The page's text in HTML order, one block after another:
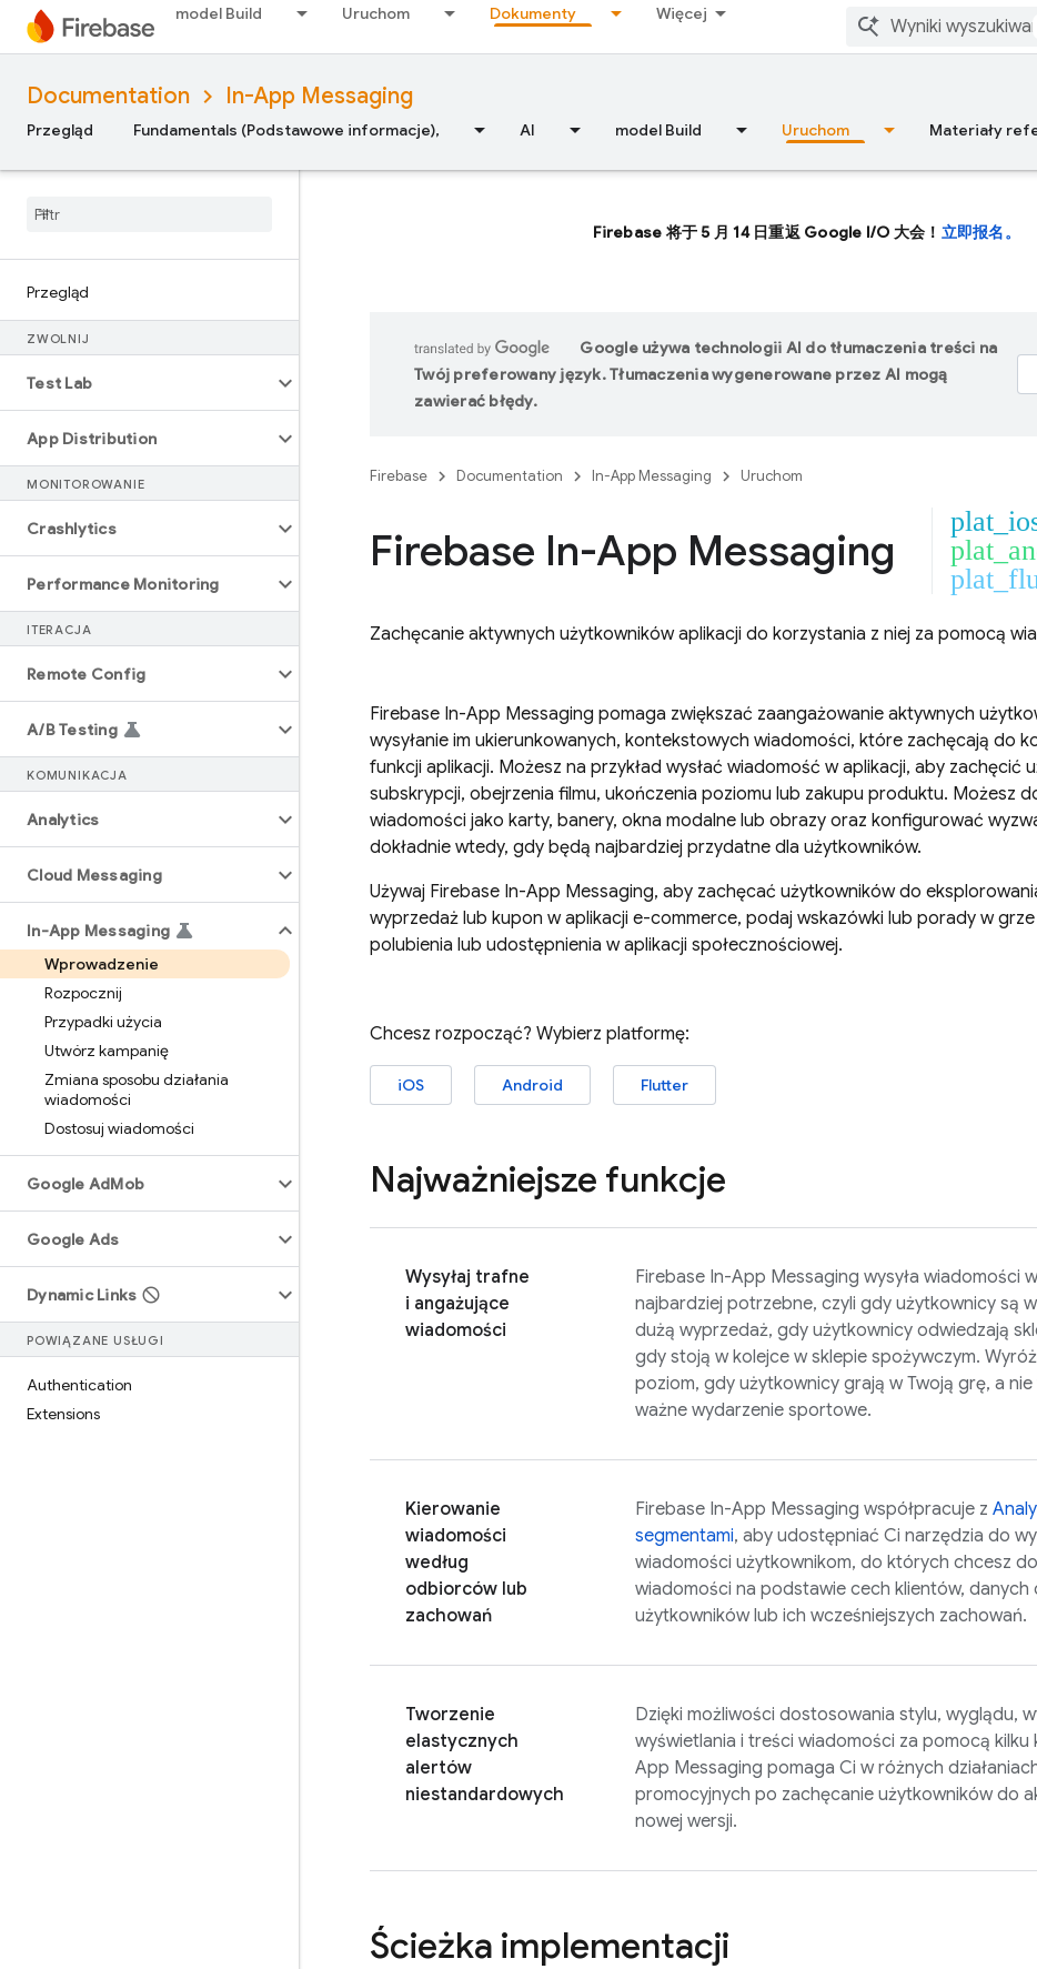
model Build Uruchom Dokumenty Więcej
Documentation In-App Messaging
Przegląd Fundamentals (Podstawowe informacje), AI model Build Uruchom Materiały
Przegląd
ZWOLNIJ
Test Lab
App Distribution
MONITOROWANIE
Crashlytics
Performance Monitoring
ITERACJA
Remote Config
A/B Testing
KOMUNIKACJA
Analytics
Cloud Messaging
In-App Messaging
Wprowadzenie
Rozpocznij
Przypadki użycia
Utwórz kampanię
Zmiana sposobu działania
wiadomości
Dostosuj wiadomości
Google AdMob
Google Ads
Dynamic Links
POWIĄZANE USŁUGI
Authentication
Extensions
Firebase 将于 5 月 14 日重返 Google I/O 大会！ 立即报名。
Google używa technologii AI do tłumaczenia treści na
Twój preferowany język. Tłumaczenia wygenerowane przez AI mogą
zawierać błędy.
Firebase Documentation In-App Messaging Uruchom
Firebase In-App Messaging
Zachęcanie aktywnych użytkowników aplikacji do korzystania z niej za pomocą
Firebase In-App Messaging pomaga zwiększać zaangażowanie aktywnych
wysyłanie im ukierunkowanych, kontekstowych wiadomości, które zachęcają do
funkcji aplikacji. Możesz na przykład wysłać wiadomość w aplikacji, aby zachęcić
subskrypcji, obejrzenia filmu, ukończenia poziomu lub zakupu produktu. Możesz
wiadomości jako karty, banery, okna modalne lub obrazy oraz konfigurować
dokładnie wtedy, gdy będą najbardziej przydatne dla użytkowników.
Używaj Firebase In-App Messaging, aby zachęcać użytkowników do
wyprzedaż lub kupon w aplikacji e-commerce, podaj wskazówki lub porady w
polubienia lub udostępnienia w aplikacji społecznościowej.
Chcesz rozpocząć? Wybierz platformę:
iOS Android Flutter
Najważniejsze funkcje
Wysyłaj trafne
i angażujące
wiadomości
Firebase In-App Messaging wysyła wiadomości
najbardziej potrzebne, czyli gdy użytkownicy są
dużą wyprzedaż, gdy użytkownicy odwiedzają
gdy stoją w kolejce w sklepie spożywczym.
poziom, gdy użytkownicy grają w Twoją grę, a
ważne wydarzenie sportowe.
Kierowanie
wiadomości
według
odbiorców lub
zachowań
Firebase In-App Messaging współpracuje z
segmentami, aby udostępniać Ci narzędzia do
wiadomości użytkownikom, do których chcesz
wiadomości na podstawie cech klientów,
użytkowników lub ich wcześniejszych zachowań.
Tworzenie
elastycznych
alertów
niestandardowych
Dzięki możliwości dostosowania stylu, wyglądu,
wyświetlania i treści wiadomości za pomocą kilku
App Messaging pomaga Ci w różnych
promocyjnych po zachęcanie użytkowników do
nowej wersji.
Ścieżka implementacji